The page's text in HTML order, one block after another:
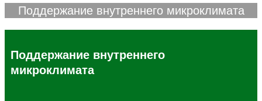
Поддержание внутреннего микроклимата
Поддержание внутреннего
микроклимата